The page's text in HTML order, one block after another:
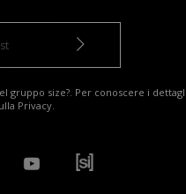
size?. Per conoscere i
Privacy.